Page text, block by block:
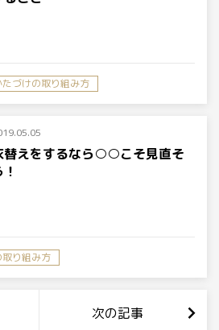
たづけの取り組み方
替えをするなら○○こそ見直そ
り組み方
次の記事